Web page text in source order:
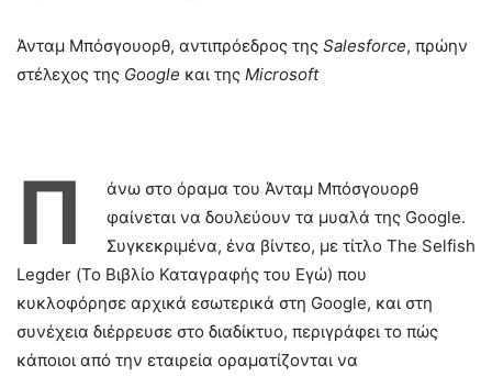
Άνταμ Μπόσγουορθ, αντιπρόεδρος της Salesforce, πρώην
στέλεχος της Google και της Microsoft
Π
άνω στο όραμα του Άνταμ Μπόσγουορθ
φαίνεται να δουλεύουν τα μυαλά της Google.
Συγκεκριμένα, ένα βίντεο, με τίτλο The Selfish
Legder (Το Βιβλίο Καταγραφής του Εγώ) που
κυκλοφόρησε αρχικά εσωτερικά στη Google, και στη
συνέχεια διέρρευσε στο διαδίκτυο, περιγράφει το πώς
κάποιοι από την εταιρεία οραματίζονται να